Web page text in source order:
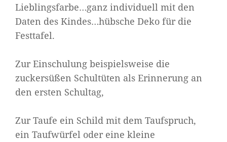
Lieblingsfarbe…ganz individuell mit den
Daten des Kindes…hübsche Deko für die
Festtafel.
Zur Einschulung beispielsweise die
zuckersüßen Schultüten als Erinnerung an
den ersten Schultag,
Zur Taufe ein Schild mit dem Taufspruch,
ein Taufwürfel oder eine kleine